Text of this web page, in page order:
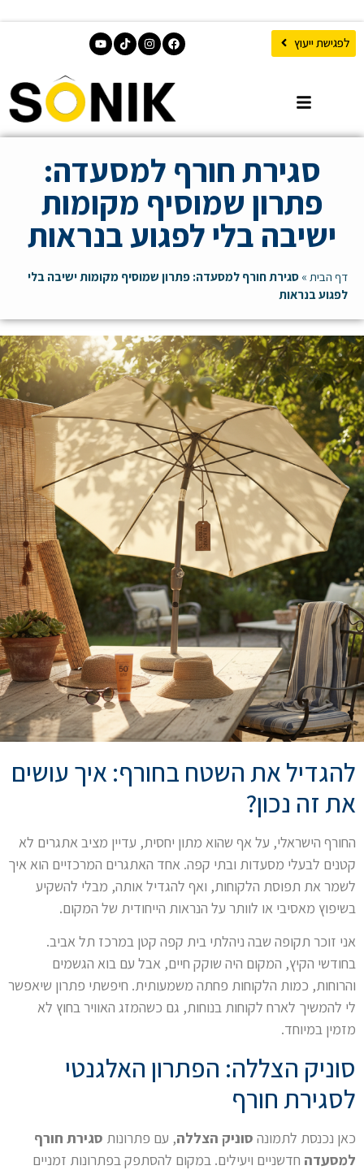
לפגישת ייעוץ
סגירת חורף למסעדה:
פתרון שמוסיף מקומות
ישיבה בלי לפגוע בנראות
דף הבית » סגירת חורף למסעדה: פתרון שמוסיף מקומות ישיבה בלי
לפגוע בנראות
להגדיל את השטח בחורף: איך עושים
את זה נכון?
החורף הישראלי, על אף שהוא מתון יחסית, עדיין מציב אתגרים לא
קטנים לבעלי מסעדות ובתי קפה. אחד האתגרים המרכזיים הוא איך
לשמר את תפוסת הלקוחות, ואף להגדיל אותה, מבלי להשקיע
בשיפוץ מאסיבי או לוותר על הנראות הייחודית של המקום.
אני זוכר תקופה שבה ניהלתי בית קפה קטן במרכז תל אביב.
בחודשי הקיץ, המקום היה שוקק חיים, אבל עם בוא הגשמים
והרוחות, כמות הלקוחות פחתה משמעותית. חיפשתי פתרון שיאפשר
לי להמשיך לארח לקוחות בנוחות, גם כשהמזג האוויר בחוץ לא
מזמין במיוחד.
סוניק הצללה: הפתרון האלגנטי
לסגירת חורף
כאן נכנסת לתמונה סוניק הצללה, עם פתרונות סגירת חורף
למסעדה חדשניים ויעילים. במקום להסתפק בפתרונות זמניים